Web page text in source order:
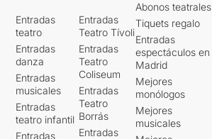
Entradas
teatro
Entradas
danza
Entradas
musicales
Entradas
teatro infantil
Entradas
Entradas
Teatro Tívoli
Entradas
Teatro
Coliseum
Entradas
Teatro
Borrás
Entradas
Abonos teatrales
Tiquets regalo
Entradas
espectáculos en
Madrid
Mejores
monólogos
Mejores
musicales